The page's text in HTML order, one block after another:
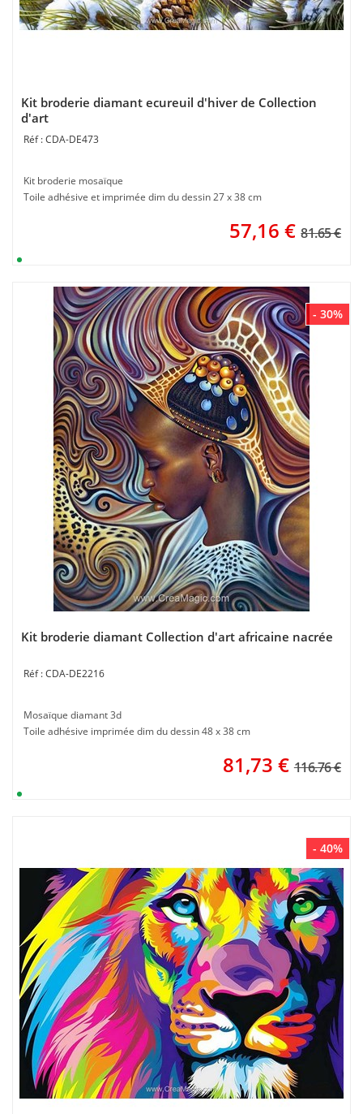
Kit broderie diamant ecureuil d'hiver de Collection
d'art
CDA-DE473
Kit broderie mosaïque
Toile adhésive et imprimée dim du dessin 27 x 38 cm
57,16 € 81.65 €
- 30%
Kit broderie diamant Collection d'art africaine nacrée
CDA-DE2216
Mosaïque diamant 3d
Toile adhésive imprimée dim du dessin 48 x 38 cm
81,73 € 116.76 €
- 40%